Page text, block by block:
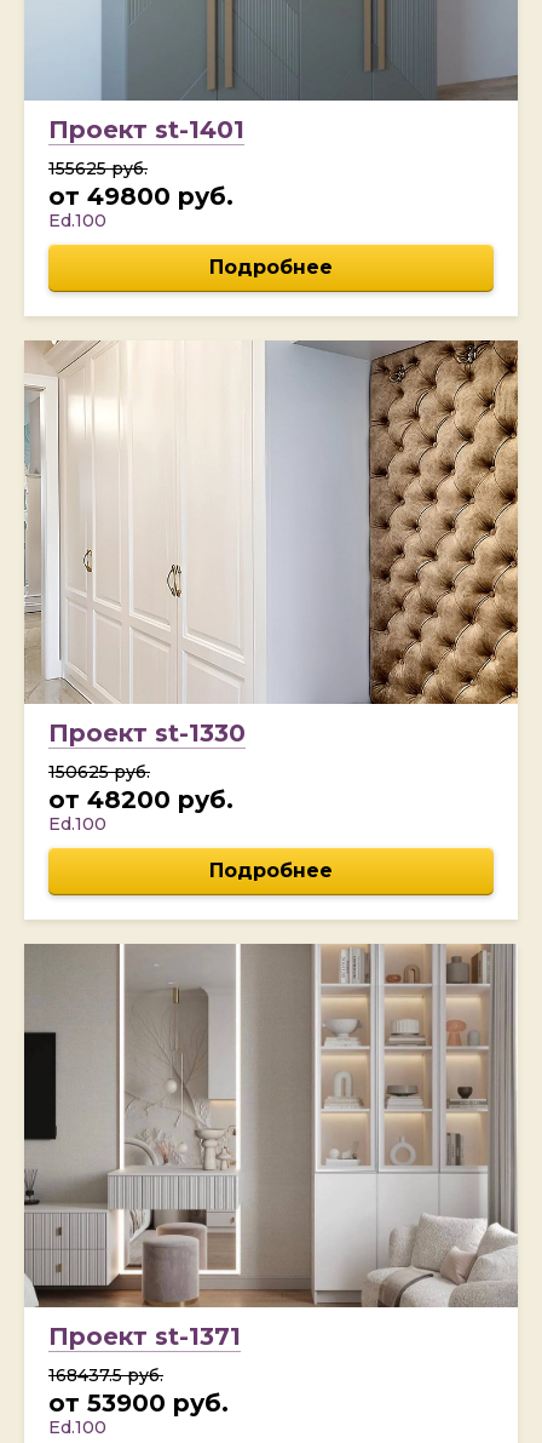
Проект st-1401
155625 руб.
от 49800 руб.
Ed.100
Подробнее
Проект st-1330
150625 руб.
от 48200 руб.
Ed.100
Подробнее
Проект st-1371
168437.5 руб.
от 53900 руб.
Ed.100